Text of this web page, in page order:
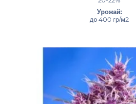
Урожай:
до 400 гр/м2